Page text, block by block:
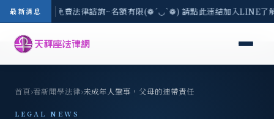
最新消息
8/3(一) 現場免費法律諮詢~名額有限(❁´◡`❁) 請點此連結加入LINE了
首頁›看新聞學法律›未成年人肇事，父母的連帶責任
LEGAL NEWS